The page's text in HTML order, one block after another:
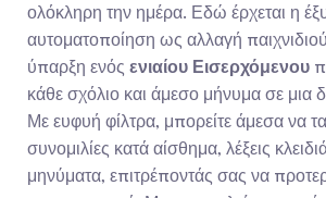
ολόκληρη την ημέρα. Εδώ έρχεται η
αυτοματοποίηση ως αλλαγή
ύπαρξη ενός ενιαίου Εισερχόμενου
κάθε σχόλιο και άμεσο μήνυμα σε μια
Με ευφυή φίλτρα, μπορείτε άμεσα να
συνομιλίες κατά αίσθημα, λέξεις
μηνύματα, επιτρέποντάς σας να